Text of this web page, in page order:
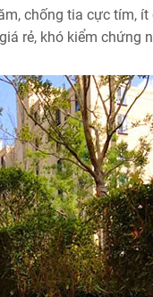
chống tia cực tím,
rẻ, khó kiểm chứng